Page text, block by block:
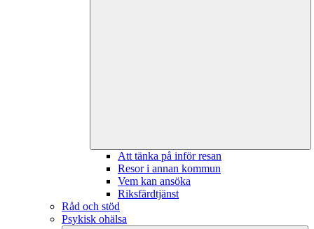
Att tänka på inför resan
Resor i annan kommun
Vem kan ansöka
Riksfärdtjänst
Råd och stöd
Psykisk ohälsa